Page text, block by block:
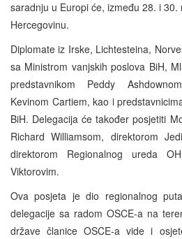
saradnju u Europi će, između 28. i
Hercegovinu.
Diplomate iz Irske, Lichtesteina,
sa Ministrom vanjskih poslova BiH,
predstavnikom Peddy
Kevinom Cartiem, kao i
BiH. Delegacija će također posjetiti
Richard Williamsom, direktorom
direktorom Regionalnog ureda
Viktorovim.
Ova posjeta je dio regionalnog
delegacije sa radom OSCE-a na
države članice OSCE-a vide i